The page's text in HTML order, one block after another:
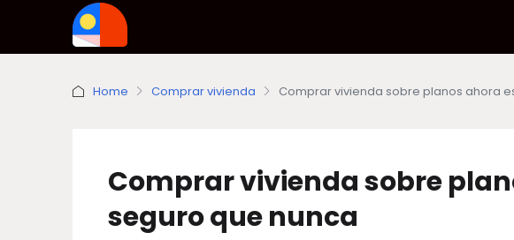
Home Comprar vivienda Comprar vivienda sobre planos ahora
Comprar vivienda sobre
seguro que nunca